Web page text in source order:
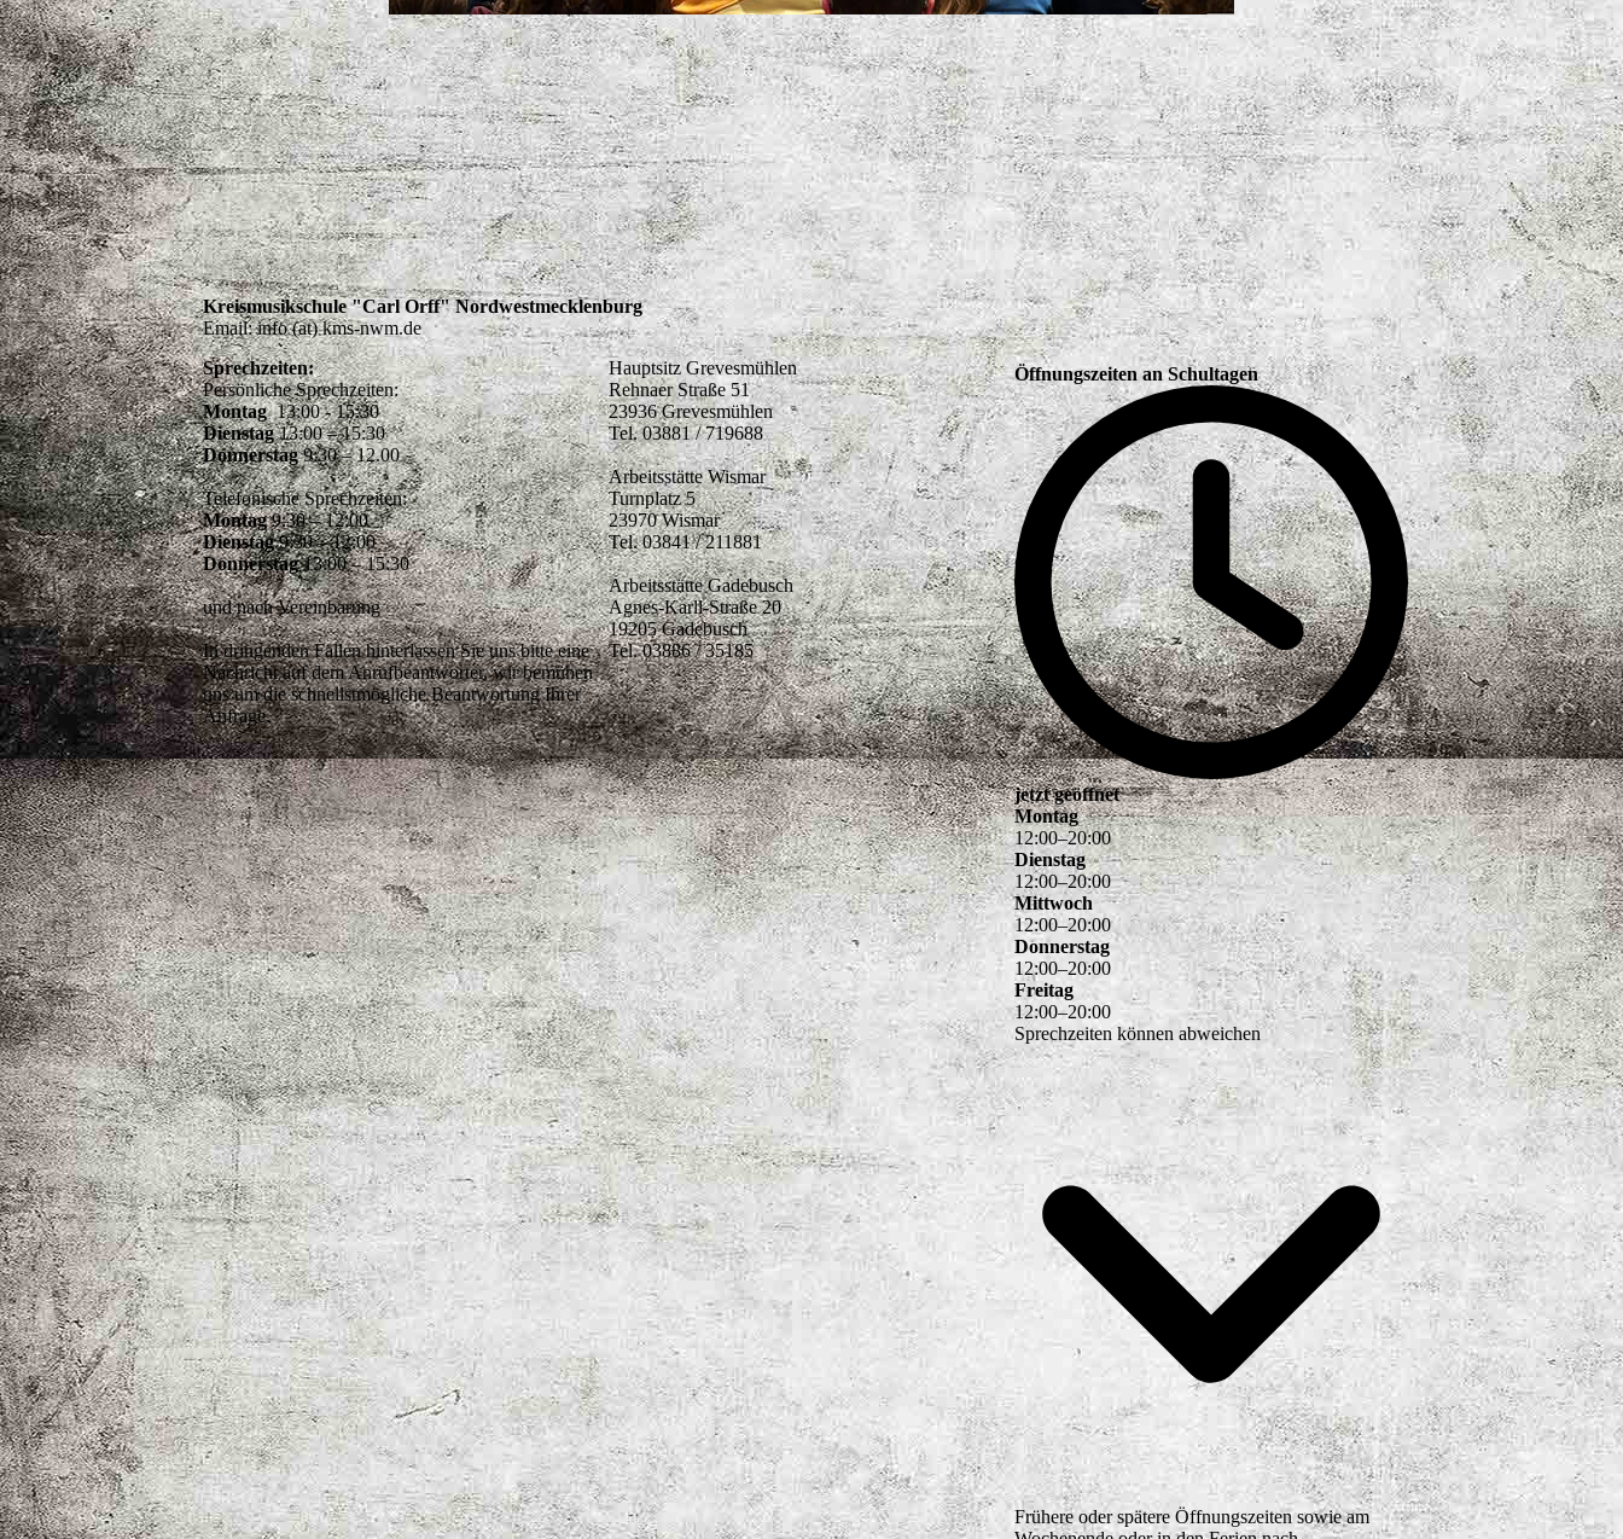
Kreismusikschule "Carl Orff" Nordwestmecklenburg
Email: info (at) kms-nwm.de
Sprechzeiten:
Persönliche Sprechzeiten:
Montag13:00 - 15:30
Dienstag13:00 – 15:30
Donnerstag9:30 – 12.00
Telefonische Sprechzeiten:
Montag9:30 – 12:00
Dienstag9:30 – 12:00
Donnerstag13:00 – 15:30
und nach Vereinbarung
In dringenden Fällen hinterlassen Sie uns bitte eine
Nachricht auf dem Anrufbeantworter, wir bemühen
uns um die schnellstmögliche Beantwortung Ihrer
Anfrage.
Hauptsitz Grevesmühlen
Rehnaer Straße 51
23936 Grevesmühlen
Tel. 03881 / 719688
Arbeitsstätte Wismar
Turnplatz 5
23970 Wismar
Tel. 03841 / 211881
Arbeitsstätte Gadebusch
Agnes-Karll-Straße 20
19205 Gadebusch
Tel. 03886 / 35185
Öffnungszeiten an Schultagen
jetzt geöffnet
Montag
12:00–20:00
Dienstag
12:00–20:00
Mittwoch
12:00–20:00
Donnerstag
12:00–20:00
Freitag
12:00–20:00
Sprechzeiten können abweichen
Frühere oder spätere Öffnungszeiten sowie am